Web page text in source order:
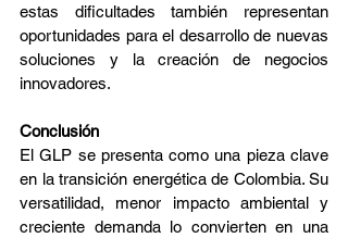
estas dificultades también representan
oportunidades para el desarrollo de nuevas
soluciones y la creación de negocios
innovadores.
Conclusión
El GLP se presenta como una pieza clave
en la transición energética de Colombia. Su
versatilidad, menor impacto ambiental y
creciente demanda lo convierten en una